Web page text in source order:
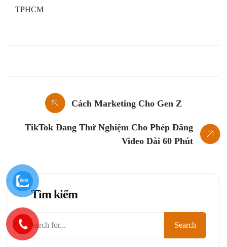
TPHCM
Cách Marketing Cho Gen Z
TikTok Đang Thử Nghiệm Cho Phép Đăng
Video Dài 60 Phút
Tìm kiếm
Tìm
kiếm
Search